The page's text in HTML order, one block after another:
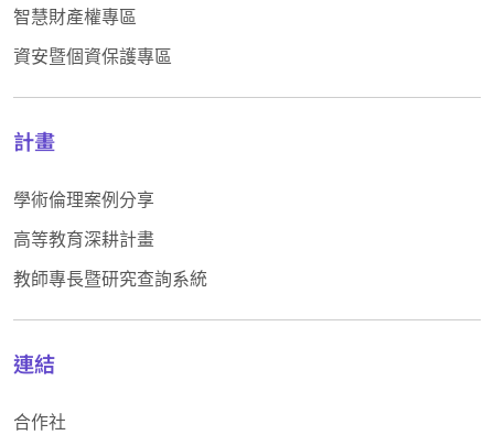
智慧財產權專區
資安暨個資保護專區
計畫
學術倫理案例分享
高等教育深耕計畫
教師專長暨研究查詢系統
連結
合作社